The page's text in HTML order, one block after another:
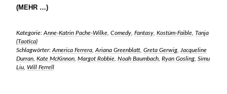
(MEHR …)
Kategorie: Anne-Katrin Pache-Wilke, Comedy, Fantasy, Kostüm-Faible, Tanja
(Taotica)
Schlagwörter: America Ferrera, Ariana Greenblatt, Greta Gerwig,
Jacqueline
Durran, Kate McKinnon, Margot Robbie, Noah Baumbach, Ryan Gosling, Simu
Liu, Will Ferrell